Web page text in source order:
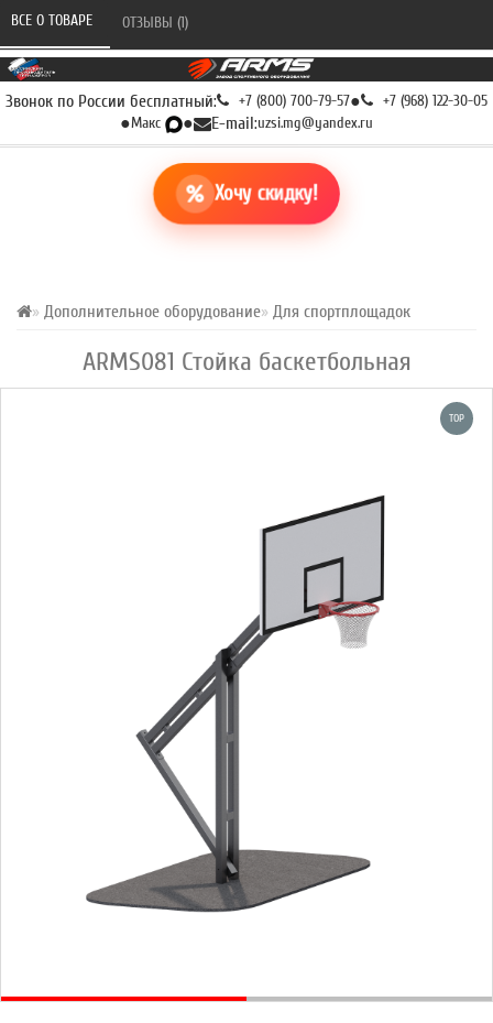
Звонок по России бесплатный: +7 (800) 700-79-57● +7 (968) 122-30-05
●Макс ● E-mail:uzsi.mg@yandex.ru
Хочу скидку!
Дополнительное оборудование Для спортплощадок
ARMS081 Стойка баскетбольная
ВСЕ О ТОВАРЕ ОТЗЫВЫ (1)
TOP